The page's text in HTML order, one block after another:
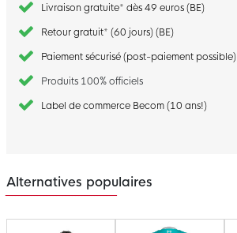
Livraison gratuite* dès 49 euros (BE)
Retour gratuit* (60 jours) (BE)
Paiement sécurisé (post-paiement possible)
Produits 100% officiels
Label de commerce Becom (10 ans!)
Alternatives populaires